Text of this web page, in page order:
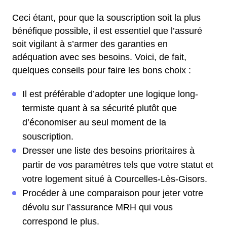
Ceci étant, pour que la souscription soit la plus
bénéfique possible, il est essentiel que l’assuré
soit vigilant à s’armer des garanties en
adéquation avec ses besoins. Voici, de fait,
quelques conseils pour faire les bons choix :
Il est préférable d’adopter une logique long-
termiste quant à sa sécurité plutôt que
d’économiser au seul moment de la
souscription.
Dresser une liste des besoins prioritaires à
partir de vos paramètres tels que votre statut et
votre logement situé à Courcelles-Lès-Gisors.
Procéder à une comparaison pour jeter votre
dévolu sur l’assurance MRH qui vous
correspond le plus.